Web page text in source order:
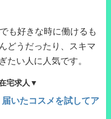
も好きな時に働けるも
どうだったり、スキマ
たい人に人気です。
宅求人▼
いたコスメを試してア